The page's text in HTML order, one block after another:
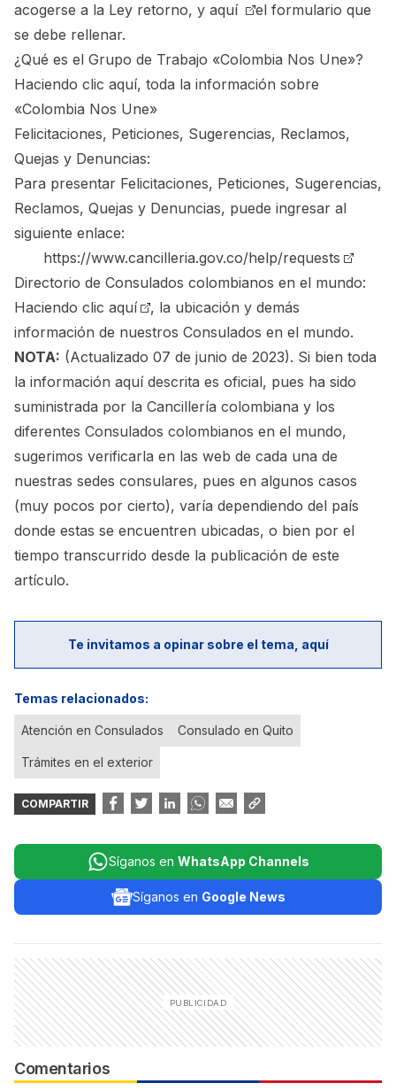
acogerse a la Ley retorno, y aquí
el formulario que
se debe rellenar.
¿Qué es el Grupo de Trabajo «Colombia Nos Une»?
Haciendo clic aquí, toda la información sobre
«Colombia Nos Une»
Felicitaciones, Peticiones, Sugerencias, Reclamos,
Quejas y Denuncias:
Para presentar Felicitaciones, Peticiones, Sugerencias,
Reclamos, Quejas y Denuncias, puede ingresar al
siguiente enlace:
https://www.cancilleria.gov.co/help/requests
Directorio de Consulados colombianos en el mundo:
Haciendo clic aquí
, la ubicación y demás
información de nuestros Consulados en el mundo.
NOTA: (Actualizado 07 de junio de 2023). Si bien toda
la información aquí descrita es oficial, pues ha sido
suministrada por la Cancillería colombiana y los
diferentes Consulados colombianos en el mundo,
sugerimos verificarla en las web de cada una de
nuestras sedes consulares, pues en algunos casos
(muy pocos por cierto), varía dependiendo del país
donde estas se encuentren ubicadas, o bien por el
tiempo transcurrido desde la publicación de este
artículo.
Te invitamos a opinar sobre el tema, aquí
Temas relacionados:
Atención en Consulados Consulado en Quito
Trámites en el exterior
COMPARTIR
Síganos en WhatsApp Channels
Síganos en Google News
Comentarios